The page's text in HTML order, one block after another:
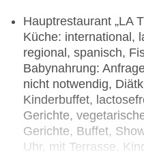
Hauptrestaurant „LA
Küche: international,
regional, spanisch,
Babynahrung:
nicht notwendig,
Kinderbuffet,
Gerichte,
Gerichte, Buffet,
Uhr, mit Terrasse,